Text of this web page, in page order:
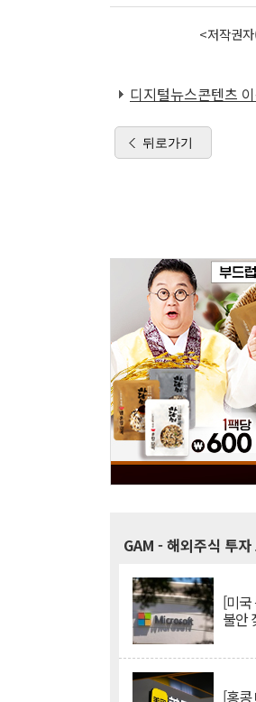
<저작권
디지털뉴스콘텐츠
뒤로가기
GAM - 해외주식 투자
[미국
불안
[홍